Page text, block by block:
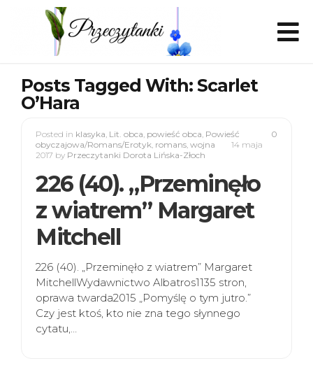
Posts Tagged With: Scarlet
O’Hara
0
Posted in klasyka, Lit. obca, powieść obca, Powieść
obyczajowa/Romans/Erotyk, romans, wojna
14 maja
2017 by Przeczytanki Dorota Lińska-Złoch
226 (40). „Przeminęło
z wiatrem” Margaret
Mitchell
226 (40). „Przeminęło z wiatrem” Margaret
MitchellWydawnictwo Albatros1135 stron,
oprawa twarda2015 „Pomyślę o tym jutro.”
Czy jest ktoś, kto nie zna tego słynnego
cytatu,…